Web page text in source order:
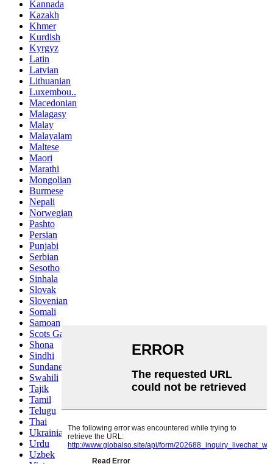
Kannada
Kazakh
Khmer
Kurdish
Kyrgyz
Latin
Latvian
Lithuanian
Luxembou..
Macedonian
Malagasy
Malay
Malayalam
Maltese
Maori
Marathi
Mongolian
Burmese
Nepali
Norwegian
Pashto
Persian
Punjabi
Serbian
Sesotho
Sinhala
Slovak
Slovenian
Somali
Samoan
Scots Gaelic
Shona
Sindhi
Sundanese
Swahili
Tajik
Tamil
Telugu
Thai
Ukrainian
Urdu
Uzbek